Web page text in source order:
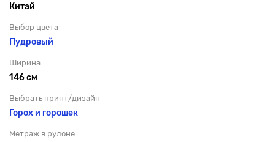
Китай
Выбор цвета
Пудровый
Ширина
146 см
Выбрать принт/дизайн
Горох и горошек
Метраж в рулоне